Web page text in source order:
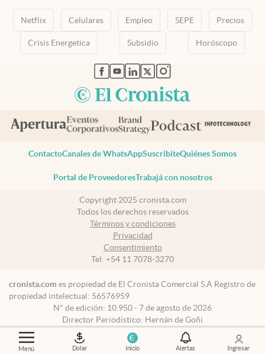
Menú Dolar Inicio Alertas Ingresar
Netflix Celulares Empleo SEPE Precios
Crisis Energetica Subsidio Horóscopo
abre en nueva pestaña
abre en nueva pestaña
abre en nueva pestaña
abre en nueva pestaña
abre en nueva pestaña
ContactoCanales de WhatsAppSuscribiteQuiénes Somos
Portal de ProveedoresTrabajá con nosotros
Copyright 2025 cronista.com
Todos los derechos reservados
Términos y condiciones
Privacidad
Consentimiento
Tel: +54 11 7078-3270
cronista.com es propiedad de El Cronista Comercial S.A Registro de
propiedad intelectual: 56576959
N° de edición: 10.950 - 7 de agosto de 2026
Director Periodístico: Hernán de Goñi